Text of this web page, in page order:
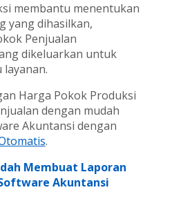
membantu menentukan
yang dihasilkan,
Penjualan
dikeluarkan untuk
Harga Pokok Produksi
dengan mudah
Akuntansi dengan
.
Membuat Laporan
Akuntansi